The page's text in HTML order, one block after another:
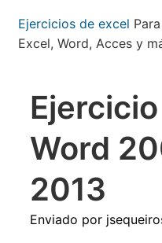
Pasar
contenido
Ejercicios de excel
Excel, Word, Acces y
Word
2013
Enviado por